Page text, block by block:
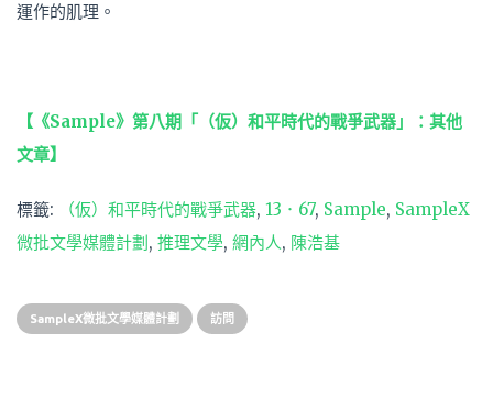
運作的肌理。
【《Sample》第八期「（仮）和平時代的戰爭武器」：其他
文章】
標籤: （仮）和平時代的戰爭武器, 13．67, Sample, SampleX
微批文學媒體計劃 , 推理文學, 網內人, 陳浩基
SampleX微批文學媒體計劃 訪問